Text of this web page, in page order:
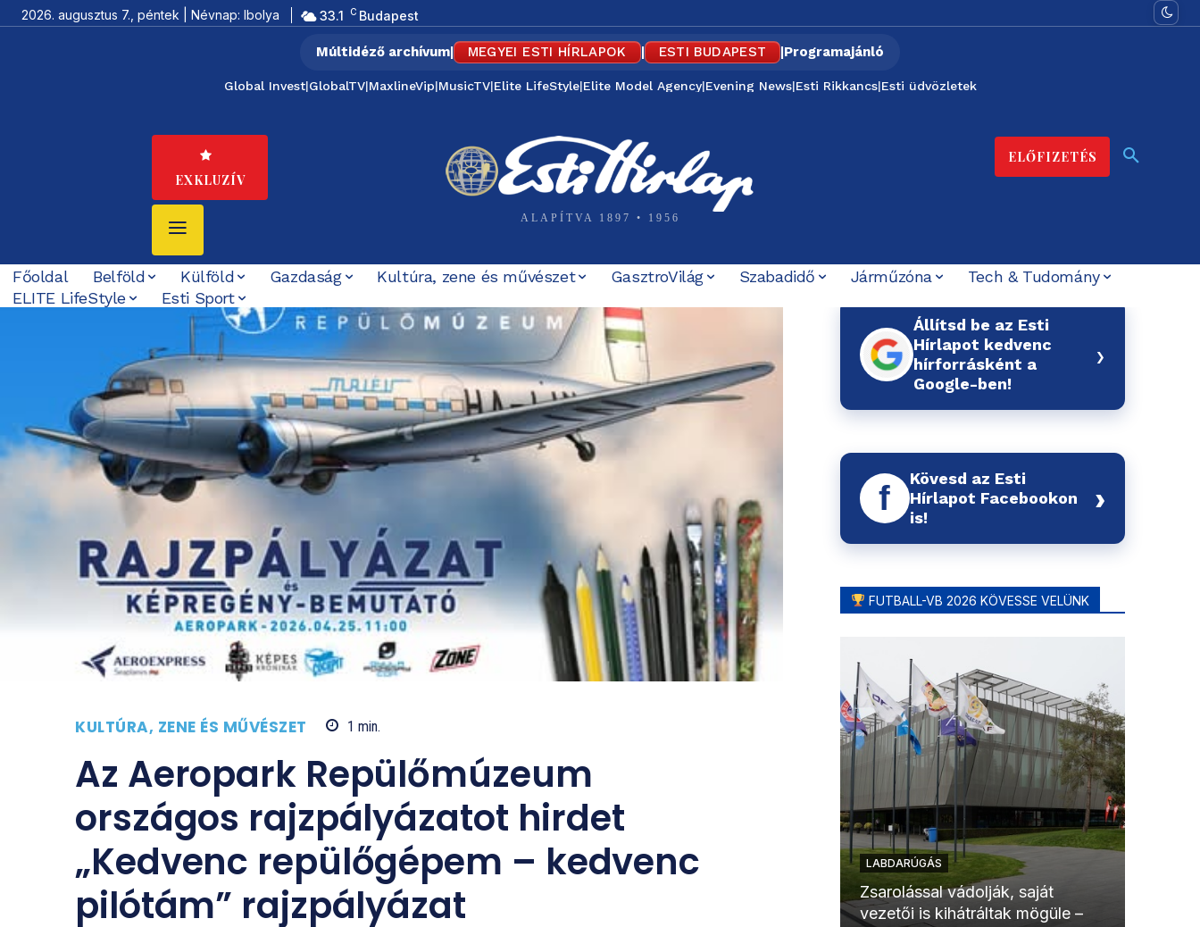
2026. augusztus 7., péntek | Névnap: Ibolya 33.1 C Budapest
Múltidéző archívum| MEGYEI ESTI HÍRLAPOK | ESTI BUDAPEST |Programajánló
Global Invest|GlobalTV|MaxlineVip|MusicTV|Elite LifeStyle|Elite Model Agency|Evening News|Esti Rikkancs|Esti üdvözletek
EXKLUZÍV
ALAPÍTVA 1897 • 1956
ELŐFIZETÉS
Főoldal Belföld Külföld Gazdaság Kultúra, zene és művészet GasztroVilág Szabadidő Járműzóna
Tech & Tudomány
ELITE LifeStyle
Esti Sport
KULTÚRA, ZENE ÉS MŰVÉSZET 1 min.
Az Aeropark Repülőmúzeum
országos rajzpályázatot hirdet
„Kedvenc repülőgépem – kedvenc
pilótám” rajzpályázat
Állítsd be az Esti
Hírlapot kedvenc
hírforrásként a
Google-ben!
›
f
Kövesd az Esti
Hírlapot Facebookon
is!
›
FUTBALL-VB 2026 KÖVESSE VELÜNK
LABDARÚGÁS
Zsarolással vádolják, saját
vezetői is kihátráltak mögüle –